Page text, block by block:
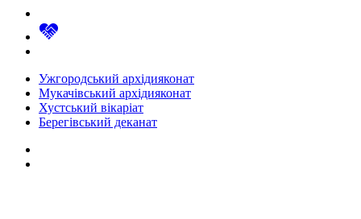
Ужгородський архідияконат
Мукачівський архідияконат
Хустський вікаріат
Берегівський деканат